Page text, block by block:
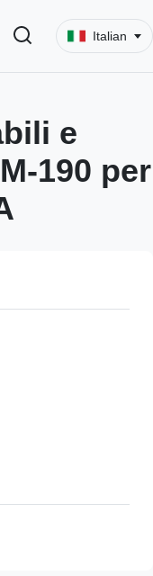
Italian
e
190 per